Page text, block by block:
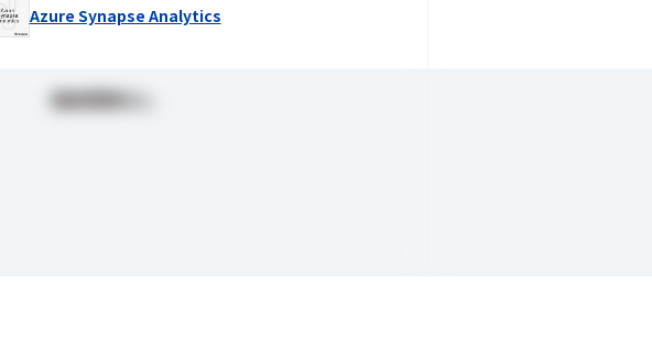
Azure Synapse Analytics
価格情報なし